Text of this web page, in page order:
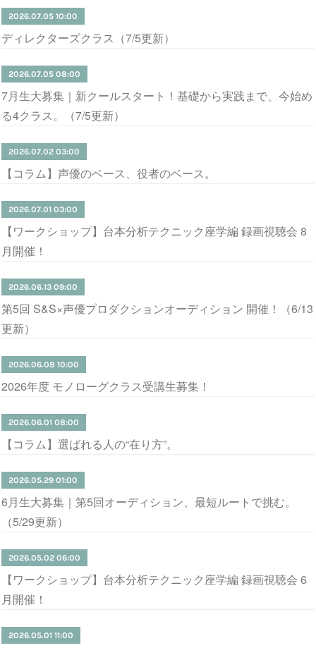
2026.07.05 10:00
ディレクターズクラス（7/5更新）
2026.07.05 08:00
7月生大募集｜新クールスタート！基礎から実践まで、今始め
る4クラス。（7/5更新）
2026.07.02 03:00
【コラム】声優のベース、役者のベース。
2026.07.01 03:00
【ワークショップ】台本分析テクニック座学編 録画視聴会 8
月開催！
2026.06.13 09:00
第5回 S&S×声優プロダクションオーディション 開催！（6/13
更新）
2026.06.08 10:00
2026年度 モノローグクラス受講生募集！
2026.06.01 08:00
【コラム】選ばれる人の“在り方”。
2026.05.29 01:00
6月生大募集｜第5回オーディション、最短ルートで挑む。
（5/29更新）
2026.05.02 06:00
【ワークショップ】台本分析テクニック座学編 録画視聴会 6
月開催！
2026.05.01 11:00